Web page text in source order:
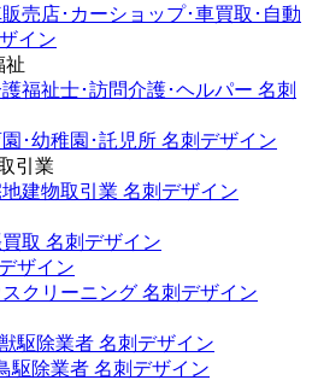
売店･カーショップ･車買取･自動
イン
祉
福祉士･訪問介護･ヘルパー 名刺
･幼稚園･託児所 名刺デザイン
引業
建物取引業 名刺デザイン
取 名刺デザイン
ザイン
クリーニング 名刺デザイン
駆除業者 名刺デザイン
駆除業者 名刺デザイン